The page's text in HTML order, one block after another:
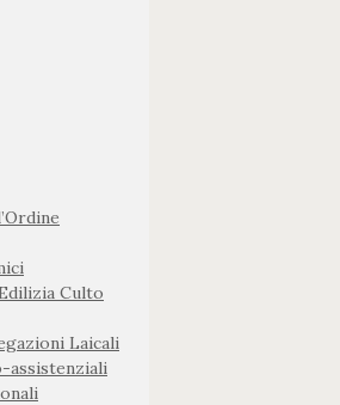
Culto
Laicali
assistenziali